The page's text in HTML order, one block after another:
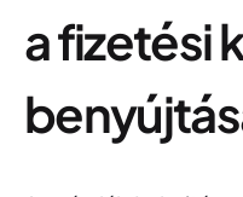
a fizetési